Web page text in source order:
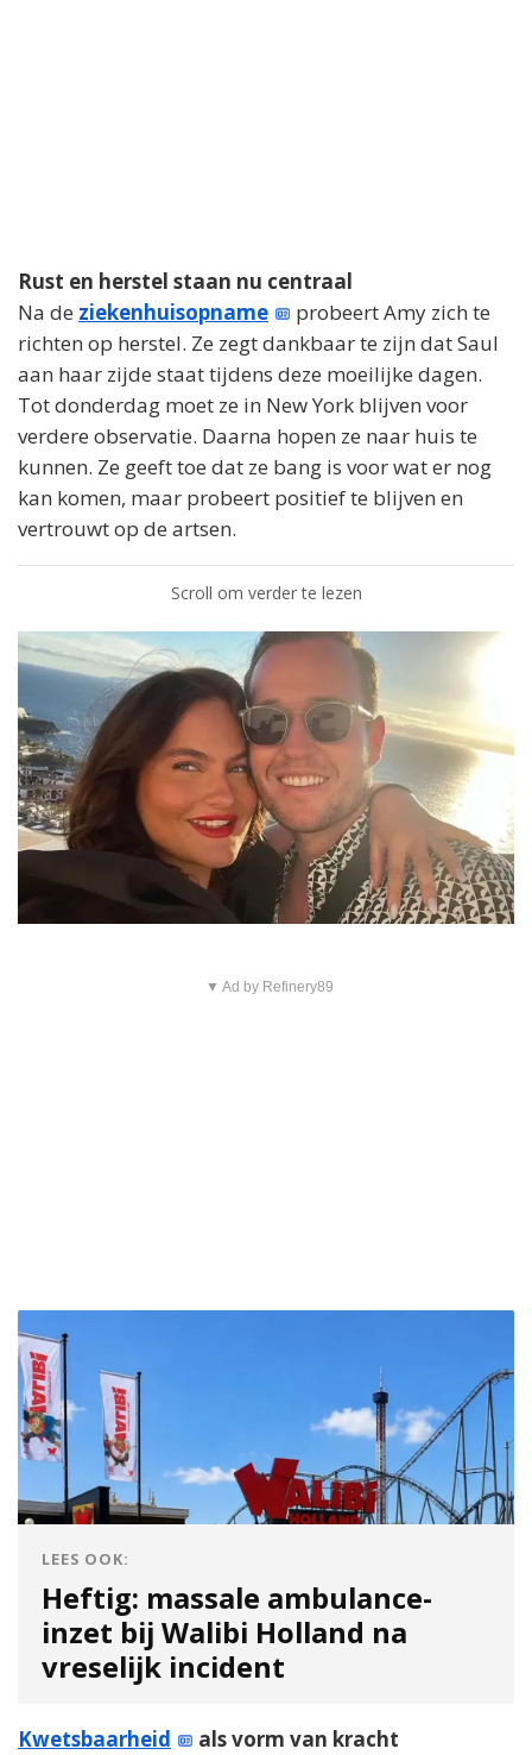
Rust en herstel staan nu centraal
Na de ziekenhuisopname
probeert Amy zich te
richten op herstel. Ze zegt dankbaar te zijn dat Saul
aan haar zijde staat tijdens deze moeilijke dagen.
Tot donderdag moet ze in New York blijven voor
verdere observatie. Daarna hopen ze naar huis te
kunnen. Ze geeft toe dat ze bang is voor wat er nog
kan komen, maar probeert positief te blijven en
vertrouwt op de artsen.
Scroll om verder te lezen
▼ Ad by Refinery89
LEES OOK:
Heftig: massale ambulance-
inzet bij Walibi Holland na
vreselijk incident
Kwetsbaarheid als vorm van kracht